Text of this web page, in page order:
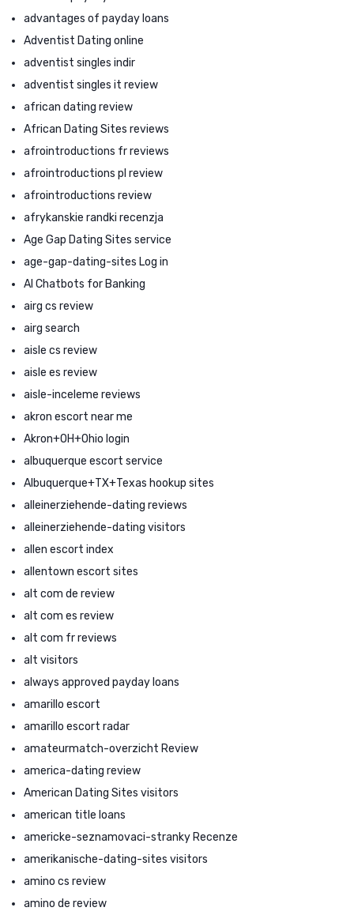
advantages of payday loans
Adventist Dating online
adventist singles indir
adventist singles it review
african dating review
African Dating Sites reviews
afrointroductions fr reviews
afrointroductions pl review
afrointroductions review
afrykanskie randki recenzja
Age Gap Dating Sites service
age-gap-dating-sites Log in
AI Chatbots for Banking
airg cs review
airg search
aisle cs review
aisle es review
aisle-inceleme reviews
akron escort near me
Akron+OH+Ohio login
albuquerque escort service
Albuquerque+TX+Texas hookup sites
alleinerziehende-dating reviews
alleinerziehende-dating visitors
allen escort index
allentown escort sites
alt com de review
alt com es review
alt com fr reviews
alt visitors
always approved payday loans
amarillo escort
amarillo escort radar
amateurmatch-overzicht Review
america-dating review
American Dating Sites visitors
american title loans
americke-seznamovaci-stranky Recenze
amerikanische-dating-sites visitors
amino cs review
amino de review